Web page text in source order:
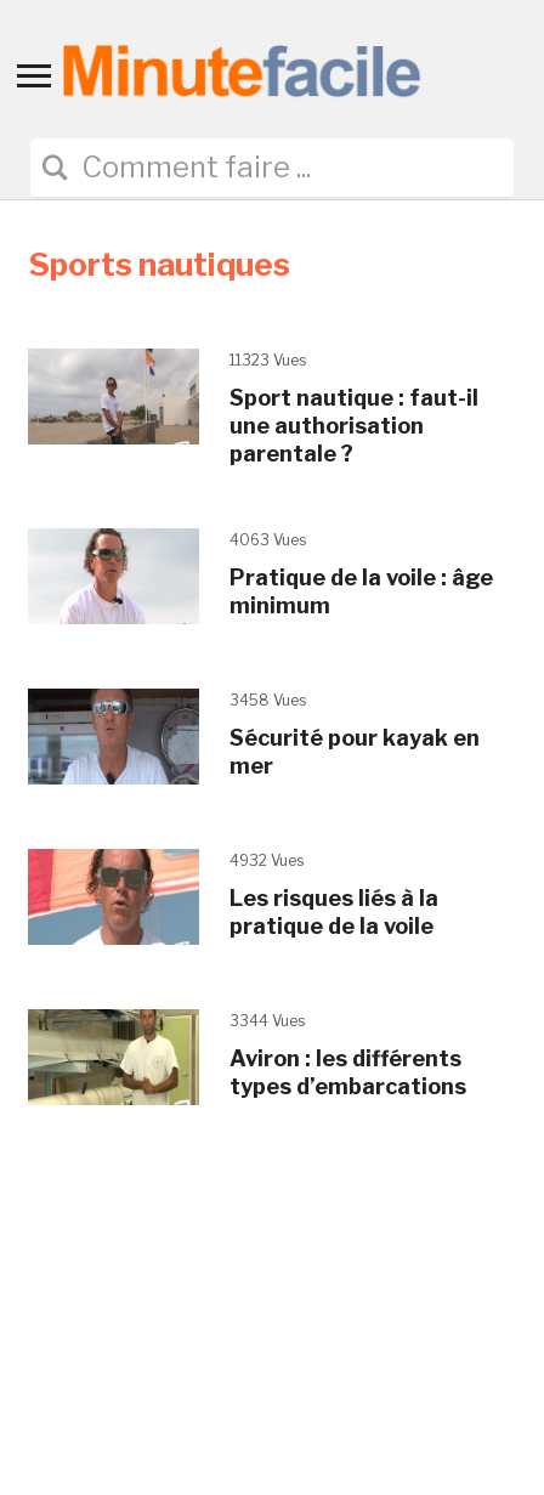
Toggle
navigation
Sports nautiques
11323 Vues
Sport nautique : faut-il
une authorisation
parentale ?
4063 Vues
Pratique de la voile : âge
minimum
3458 Vues
Sécurité pour kayak en
mer
4932 Vues
Les risques liés à la
pratique de la voile
3344 Vues
Aviron : les différents
types d’embarcations